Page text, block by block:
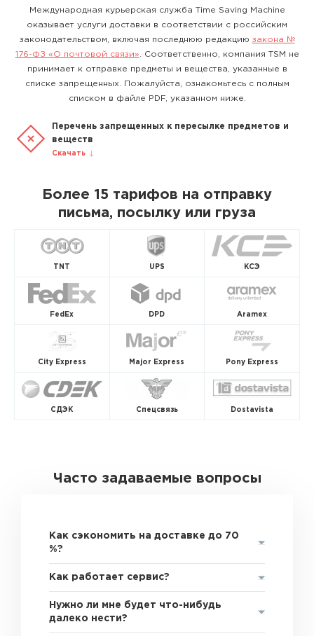
Международная курьерская служба Time Saving Machine
оказывает услуги доставки в соответствии с российским
законодательством, включая последнюю редакцию закона №
176-ФЗ «О почтовой связи» . Соответственно, компания TSM не
принимает к отправке предметы и вещества, указанные в
списке запрещенных. Пожалуйста, ознакомьтесь с полным
списком в файле PDF, указанном ниже.
Перечень запрещенных к пересылке предметов и
веществ
Скачать
Более 15 тарифов на отправку
письма, посылку или груза
TNT UPS КСЭ
FedEx DPD Aramex
City Express Major Express Pony Express
СДЭК Спецсвязь Dostavista
Часто задаваемые вопросы
Как сэкономить на доставке до 70
%?
Как работает сервис?
Нужно ли мне будет что-нибудь
далеко нести?